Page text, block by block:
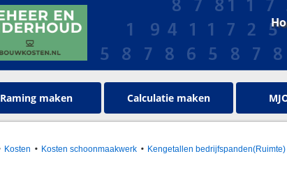
Raming maken Calculatie maken
Kosten Kosten schoonmaakwerk Kengetallen bedrijfspanden(Ruimte)